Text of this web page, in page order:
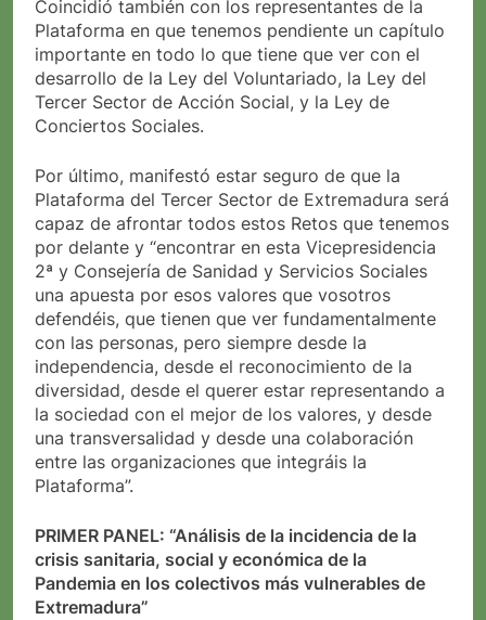
Coincidió también con los representantes de la
Plataforma en que tenemos pendiente un capítulo
importante en todo lo que tiene que ver con el
desarrollo de la Ley del Voluntariado, la Ley del
Tercer Sector de Acción Social, y la Ley de
Conciertos Sociales.
Por último, manifestó estar seguro de que la
Plataforma del Tercer Sector de Extremadura será
capaz de afrontar todos estos Retos que tenemos
por delante y “encontrar en esta Vicepresidencia
2ª y Consejería de Sanidad y Servicios Sociales
una apuesta por esos valores que vosotros
defendéis, que tienen que ver fundamentalmente
con las personas, pero siempre desde la
independencia, desde el reconocimiento de la
diversidad, desde el querer estar representando a
la sociedad con el mejor de los valores, y desde
una transversalidad y desde una colaboración
entre las organizaciones que integráis la
Plataforma”.
PRIMER PANEL: “Análisis de la incidencia de la
crisis sanitaria, social y económica de la
Pandemia en los colectivos más vulnerables de
Extremadura”